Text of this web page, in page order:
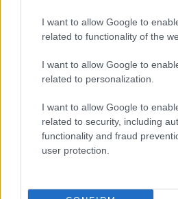
I want to allow Google to
related to functionality of the
I want to allow Google to
related to personalization.
I want to allow Google to
related to security, including
functionality and fraud
user protection.
KIVÁLÓ PROGRAM VÁR
GYŐRBEN
Középpontban a hagyományőrzés, de
Majka koncert, jóga szeánsz,